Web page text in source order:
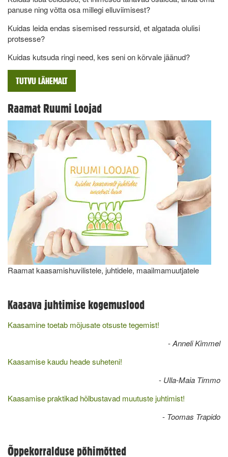
panuse ning võtta osa millegi elluviimisest?
Kuidas leida endas sisemised ressursid, et algatada olulisi
protsesse?
Kuidas kutsuda ringi need, kes seni on kõrvale jäänud?
TUTVU LÄHEMALT
Raamat Ruumi Loojad
Raamat kaasamishuvilistele, juhtidele, maailmamuutjatele
Kaasava juhtimise kogemuslood
Kaasamine toetab mõjusate otsuste tegemist!
-Anneli Kimmel
Kaasamise kaudu heade suheteni!
- Ulla-Maia Timmo
Kaasamise praktikad hõlbustavad muutuste juhtimist!
- Toomas Trapido
Õppekorralduse põhimõtted